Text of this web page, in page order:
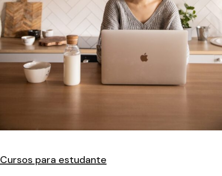
Cursos para estudante